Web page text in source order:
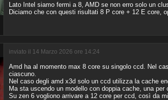
Lato Intel siamo fermi a 8, AMD se non erro solo un
Diciamo che con questi risultati 8 P core + 12 E core,
inviato il 14 Marzo 2026 ore 14:24
Amd ha al momento max 8 core su singolo ccd. Nel
ciascuno.
Nel caso degli amd x3d solo un ccd utilizza la cache
Ma sta uscendo un modello con doppia cache, una per
Su zen 6 vogliono arrivare a 12 core per ccd, così da